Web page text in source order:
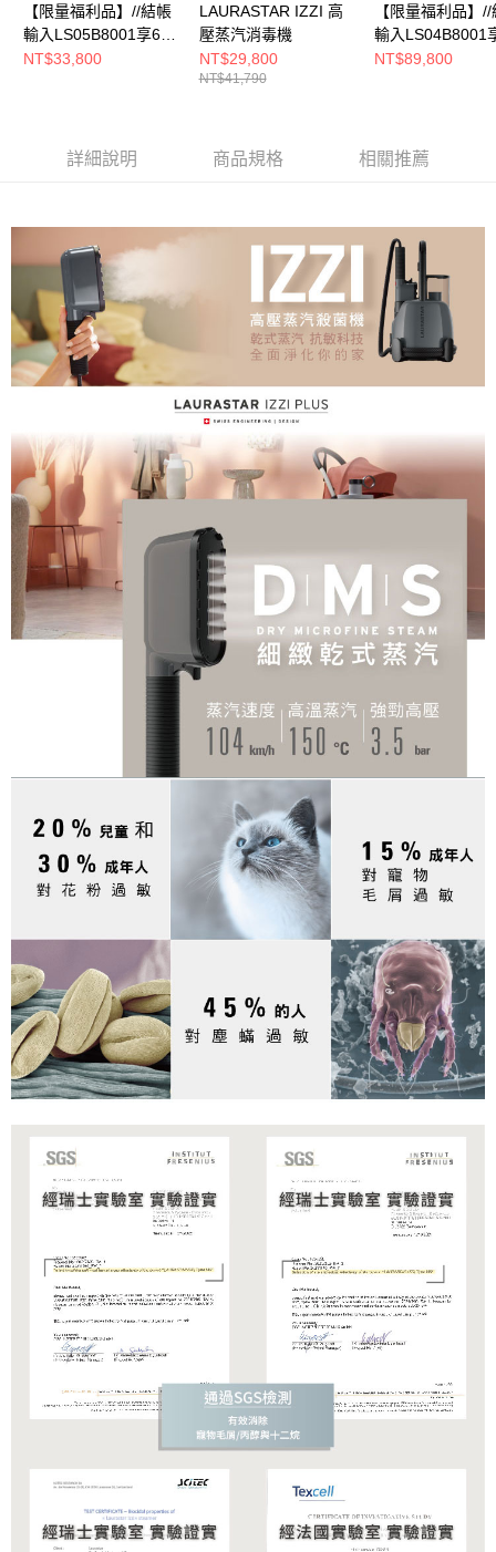
【限量福利品】//結帳
輸入LS05B8001享66
折//LAURASTAR LIFT
NT$33,800
LAURASTAR IZZI 高
壓蒸汽消毒機
NT$29,800
NT$41,790
【限量福利品】
輸入LS04B8001
折//LAURASTAR
NT$89,800
詳細說明 商品規格 相關推薦